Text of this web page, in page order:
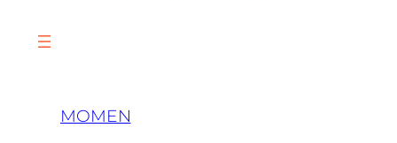
MOMEN